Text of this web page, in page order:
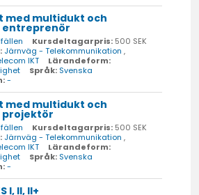
med multidukt och
entreprenör
Kursdeltagarpris: 500 SEK
Järnväg - Telekommunikation ,
IKT
Lärandeform:
Språk: Svenska
-
med multidukt och
projektör
Kursdeltagarpris: 500 SEK
Järnväg - Telekommunikation ,
IKT
Lärandeform:
Språk: Svenska
-
I, II, II+